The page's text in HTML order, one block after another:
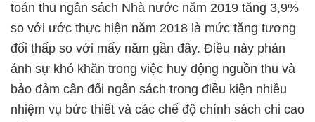
toán thu ngân sách Nhà nước năm 2019 tăng 3,9%
so với ước thực hiện năm 2018 là mức tăng tương
đối thấp so với mấy năm gần đây. Điều này phản
ánh sự khó khăn trong việc huy động nguồn thu và
bảo đảm cân đối ngân sách trong điều kiện nhiều
nhiệm vụ bức thiết và các chế độ chính sách chi cao